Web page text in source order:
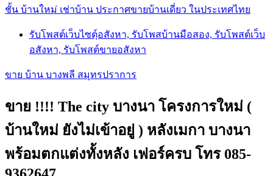
ชั้น บ้านใหม่ เช่าบ้าน ประกาศขายบ้านเดี่ยว ในประเทศไทย
รับโพสต์เว็บไซตฺ์อสังหา, รับโพสบ้านมือสอง, รับโพสต์เว็บ
อสังหา, รับโพสต์ขายอสังหา
ขาย บ้าน บางพลี สมุทรปราการ
ขาย !!!! The city บางนา โครงการใหม่ (
บ้านใหม่ ยังไม่เข้าอยู่ ) หลังเมกา บางนา
พร้อมตกแต่งทั้งหลัง เฟอร์ครบ โทร 085-